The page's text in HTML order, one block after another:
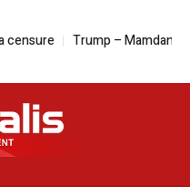
Trump – Mamdani | Deux